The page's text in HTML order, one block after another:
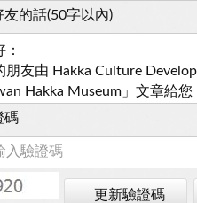
友的話(50字以內)
碼
更新驗證碼